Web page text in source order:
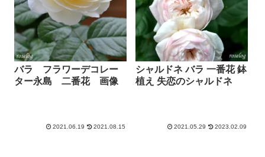
バラ フラワーデコレー
ター永島 二番花 画像
2021.06.19 2021.08.15
シャルドネ バラ 一番花 鉢
植え 失恋のシャルドネ
2021.05.29 2023.02.09